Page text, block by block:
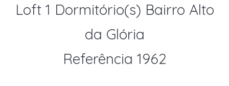
Loft 1 Dormitório(s) Bairro Alto
da Glória
Referência 1962